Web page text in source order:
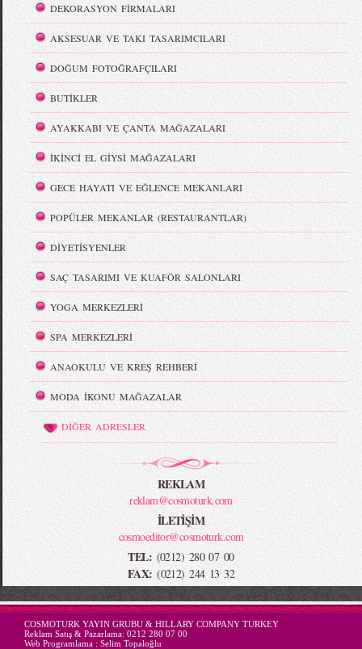
DEKORASYON FİRMALARI
AKSESUAR VE TAKI TASARIMCILARI
DOĞUM FOTOĞRAFÇILARI
BUTİKLER
AYAKKABI VE ÇANTA MAĞAZALARI
İKİNCİ EL GİYSİ MAĞAZALARI
GECE HAYATI VE EĞLENCE MEKANLARI
POPÜLER MEKANLAR (RESTAURANTLAR)
DİYETİSYENLER
SAÇ TASARIMI VE KUAFÖR SALONLARI
YOGA MERKEZLERİ
SPA MERKEZLERİ
ANAOKULU VE KREŞ REHBERİ
MODA İKONU MAĞAZALAR
DİĞER ADRESLER
REKLAM
reklam@cosmoturk.com
İLETİŞİM
cosmoeditor@cosmoturk.com
TEL: (0212) 280 07 00
FAX: (0212) 244 13 32
-->
COSMOTURK YAYIN GRUBU & HILLARY COMPANY TURKEY
Reklam Satış & Pazarlama: 0212 280 07 00
Web Programlama : Selim Topaloğlu